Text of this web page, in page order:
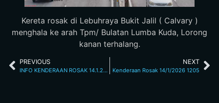
Kereta rosak di Lebuhraya Bukit Jalil ( Calvary )
menghala ke arah Tpm/ Bulatan Lumba Kuda, Lorong
kanan terhalang.
PREVIOUS
INFO KENDERAAN ROSAK 14.1.2026 8.15 AM
NEXT
Kenderaan Rosak 14/1/2026 1205